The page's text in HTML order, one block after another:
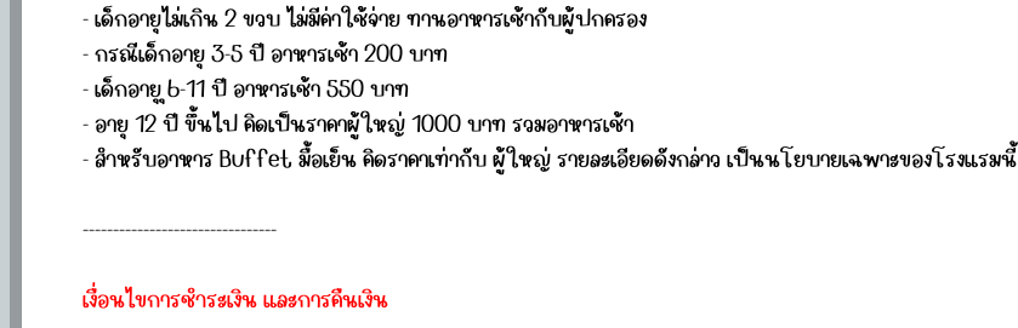
- เด็กอายุไม่เกิน 2 ขวบ ไม่มีค่าใช้จ่าย ทานอาหารเช้ากับผู้ปกครอง
- กรณีเด็กอายุ 3-5 ปี อาหารเช้า 200 บาท
- เด็กอายุ ุ6-11 ปี อาหารเช้า 550 บาท
- อายุ 12 ปี ขึ้นไป คิดเป็นราคาผู้ใหญ่ 1000 บาท รวมอาหารเช้า
- สำหรับอาหาร Buffet มื้อเย็น คิดราคาเท่ากับ ผู้ใหญ่ รายละเอียดดังกล่าว เป็นนโยบายเฉพาะของโรงแรมนี้
--------------------------------
เงื่อนไขการชำระเงิน และการคืนเงิน